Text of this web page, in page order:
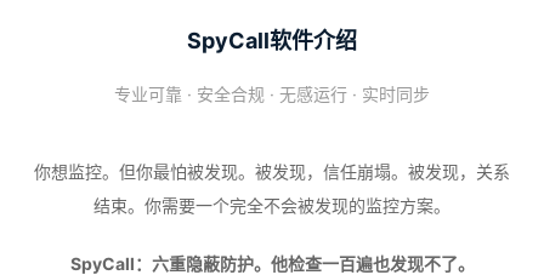
SpyCall软件介绍
专业可靠 · 安全合规 · 无感运行 · 实时同步
你想监控。但你最怕被发现。被发现，信任崩塌。被发现，关系
结束。你需要一个完全不会被发现的监控方案。
SpyCall：六重隐蔽防护。他检查一百遍也发现不了。